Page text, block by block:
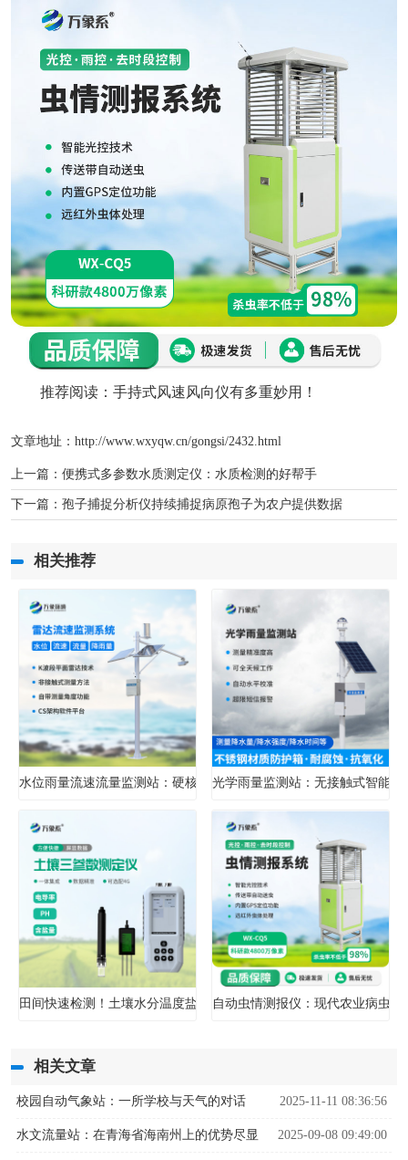
推荐阅读： 手持式风速风向仪有多重妙用！
文章地址：http://www.wxyqw.cn/gongsi/2432.html
上一篇： 便携式多参数水质测定仪：水质检测的好帮手
下一篇： 孢子捕捉分析仪持续捕捉病原孢子为农户提供数据
相关推荐
水位雨量流速流量监测站：硬核设计，多维感知水文变化
光学雨量监测站：无接触式智能雨
田间快速检测！土壤水分温度盐分速测仪快速检测农业土壤状况
自动虫情测报仪：现代农业病虫
相关文章
校园自动气象站：一所学校与天气的对话 2025-11-11 08:36:56
水文流量站：在青海省海南州上的优势尽显 2025-09-08 09:49:00